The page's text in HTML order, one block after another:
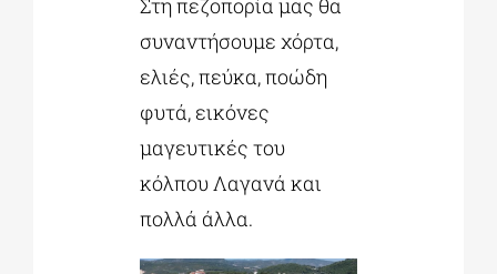
Στη πεζοπορία μας θα
συναντήσουμε χόρτα,
ελιές, πεύκα, ποώδη
φυτά, εικόνες
μαγευτικές του
κόλπου Λαγανά και
πολλά άλλα.